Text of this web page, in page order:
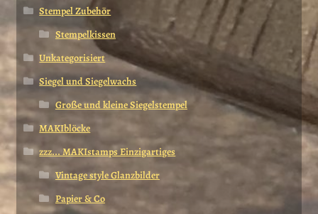
Stempel Zubehör
Stempelkissen
Unkategorisiert
Siegel und Siegelwachs
Große und kleine Siegelstempel
MAKIblöcke
zzz... MAKIstamps Einzigartiges
Vintage style Glanzbilder
Papier & Co